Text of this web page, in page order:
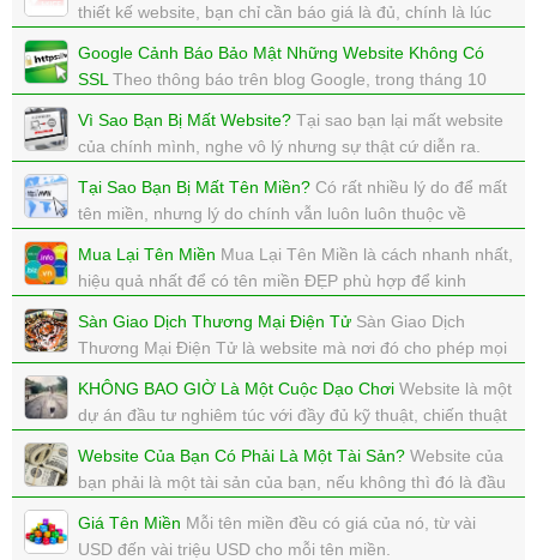
thiết kế website, bạn chỉ cần báo giá là đủ, chính là lúc
xem: 5028 | cập nhật: 11/11/2017 11:24
Google Cảnh Báo Bảo Mật Những Website Không Có
SSL Theo thông báo trên blog Google, trong tháng 10
bản này sẽ hiển thị dòng chữ NOT SECURE
xem: 5461 | cập nhật: 27/10/2017 12:32
Vì Sao Bạn Bị Mất Website? Tại sao bạn lại mất website
của chính mình, nghe vô lý nhưng sự thật cứ diễn ra.
Tại Sao Bạn Bị Mất Tên Miền? Có rất nhiều lý do để mất
tên miền, nhưng lý do chính vẫn luôn luôn thuộc về
xem: 6961 | cập nhật: 22/10/2017 11:53
Mua Lại Tên Miền Mua Lại Tên Miền là cách nhanh nhất,
hiệu quả nhất để có tên miền ĐẸP phù hợp để kinh
xem: 4964 | cập nhật: 20/10/2017 11:20
Sàn Giao Dịch Thương Mại Điện Tử Sàn Giao Dịch
Thương Mại Điện Tử là website mà nơi đó cho phép mọi
xem: 4025 | cập nhật: 20/10/2017 11:18
KHÔNG BAO GIỜ Là Một Cuộc Dạo Chơi Website là một
dự án đầu tư nghiêm túc với đầy đủ kỹ thuật, chiến thuật
xem: 5104 | cập nhật: 18/10/2017 15:18
Website Của Bạn Có Phải Là Một Tài Sản? Website của
bạn phải là một tài sản của bạn, nếu không thì đó là đầu
Giá Tên Miền Mỗi tên miền đều có giá của nó, từ vài
USD đến vài triệu USD cho mỗi tên miền.